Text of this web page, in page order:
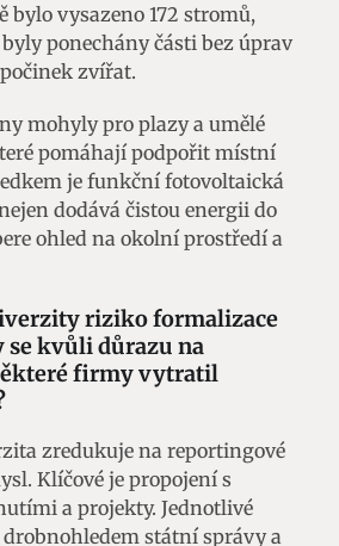
bylo vysazeno 172 stromů,
ponechány části bez úprav
zvířat.
mohyly pro plazy a umělé
pomáhají podpořit místní
je funkční fotovoltaická
dodává čistou energii do
ohled na okolní prostředí a
rizikoformalizace
se kvůli důrazu na
firmy vytratil
zredukuje na reportingové
Klíčové je propojení s
a projekty. Jednotlivé
státní správy a